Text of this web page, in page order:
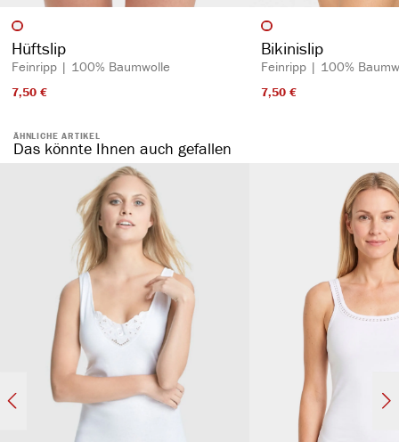
Artikelfarbe
Hüftslip
Feinripp | 100% Baumwolle
7,50 €​
Artikelfarbe
Bikinislip
Feinripp | 100%
7,50 €​
ÄHNLICHE ARTIKEL
Das könnte Ihnen auch gefallen